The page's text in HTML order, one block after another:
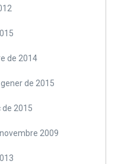
de 2014
de 2015
de 2015
2009